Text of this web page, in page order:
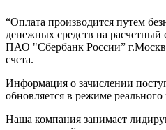
“Оплата производится путем
денежных средств на расчетный
ПАО "Сбербанк России”
счета.
Информация о зачислении
обновляется в режиме
Наша компания занимает